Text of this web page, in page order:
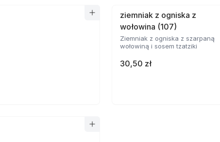
ziemniak z ogniska z
wołowina (107)
Ziemniak z ogniska z szarpaną
wołowiną i sosem tzatziki
30,50 zł